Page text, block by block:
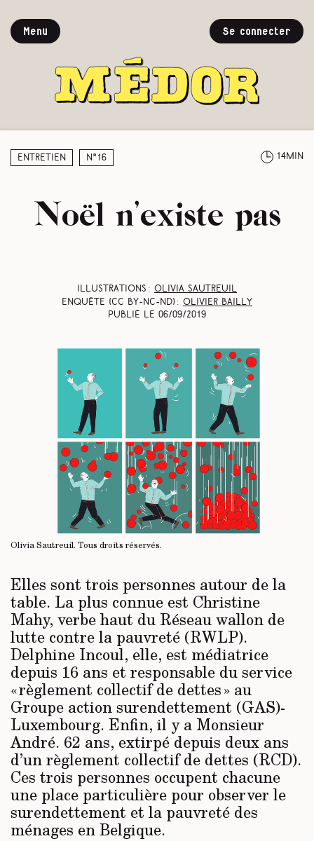
Menu Se connecter
Entretien N°16 14min
Noël n’existe pas
Illustrations : Olivia Sautreuil
Enquête (CC BY-NC-ND) : Olivier Bailly
Publié le 06/09/2019
Olivia Sautreuil. Tous droits réservés.
Elles sont trois personnes autour de la
table. La plus connue est Christine
Mahy, verbe haut du Réseau wallon de
lutte contre la pauvreté (RWLP).
Delphine Incoul, elle, est médiatrice
depuis 16 ans et responsable du service
« règlement collectif de dettes » au
Groupe action surendettement (GAS)-
Luxembourg. Enfin, il y a Monsieur
André. 62 ans, extirpé depuis deux ans
d’un règlement collectif de dettes (RCD).
Ces trois personnes occupent chacune
une place particulière pour observer le
surendettement et la pauvreté des
ménages en Belgique.